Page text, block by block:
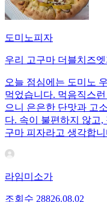
도미노피자
우리 고구마 더블치즈
오늘 점심에는 도미노
먹었습니다. 먹음직스
으니 은은한 단맛과 고
다. 속이 불편하지 않고
구마 피자라고 생각합니
라임미소가
조회수 28826.08.02